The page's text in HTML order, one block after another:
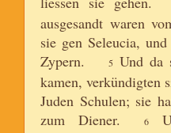
ausgesandt waren
sie gen Seleucia,
Zypern.
5 Und da
kamen, verkündigten
Juden Schulen; sie
zum Diener.
6